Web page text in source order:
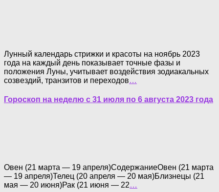
Лунный календарь стрижки и красоты на ноябрь 2023
года на каждый день показывает точные фазы и
положения Луны, учитывает воздействия зодиакальных
созвездий, транзитов и переходов…
Гороскоп на неделю с 31 июля по 6 августа 2023 года
Овен (21 марта — 19 апреля)СодержаниеОвен (21 марта
— 19 апреля)Телец (20 апреля — 20 мая)Близнецы (21
мая — 20 июня)Рак (21 июня — 22…